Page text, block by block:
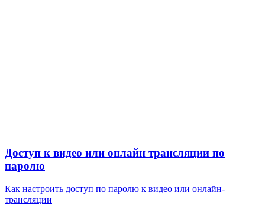
Доступ к видео или онлайн трансляции по
паролю
Как настроить доступ по паролю к видео или онлайн-
трансляции